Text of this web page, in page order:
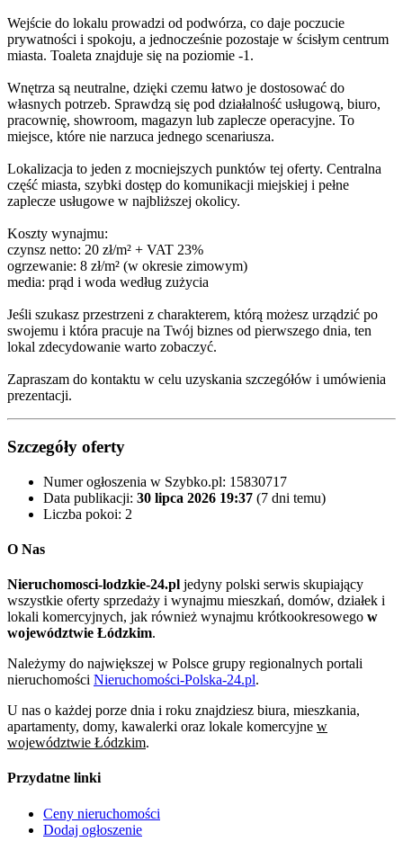
Wejście do lokalu prowadzi od podwórza, co daje poczucie
prywatności i spokoju, a jednocześnie pozostaje w ścisłym centrum
miasta. Toaleta znajduje się na poziomie -1.
Wnętrza są neutralne, dzięki czemu łatwo je dostosować do
własnych potrzeb. Sprawdzą się pod działalność usługową, biuro,
pracownię, showroom, magazyn lub zaplecze operacyjne. To
miejsce, które nie narzuca jednego scenariusza.
Lokalizacja to jeden z mocniejszych punktów tej oferty. Centralna
część miasta, szybki dostęp do komunikacji miejskiej i pełne
zaplecze usługowe w najbliższej okolicy.
Koszty wynajmu:
czynsz netto: 20 zł/m² + VAT 23%
ogrzewanie: 8 zł/m² (w okresie zimowym)
media: prąd i woda według zużycia
Jeśli szukasz przestrzeni z charakterem, którą możesz urządzić po
swojemu i która pracuje na Twój biznes od pierwszego dnia, ten
lokal zdecydowanie warto zobaczyć.
Zapraszam do kontaktu w celu uzyskania szczegółów i umówienia
prezentacji.
Szczegóły oferty
Numer ogłoszenia w Szybko.pl: 15830717
Data publikacji: 30 lipca 2026 19:37 (7 dni temu)
Liczba pokoi: 2
O Nas
Nieruchomosci-lodzkie-24.pl jedyny polski serwis skupiający
wszystkie oferty sprzedaży i wynajmu mieszkań, domów, działek i
lokali komercyjnych, jak również wynajmu krótkookresowego w
województwie Łódzkim.
Należymy do największej w Polsce grupy regionalnych portali
nieruchomości Nieruchomości-Polska-24.pl.
U nas o każdej porze dnia i roku znajdziesz biura, mieszkania,
apartamenty, domy, kawalerki oraz lokale komercyjne w
województwie Łódzkim.
Przydatne linki
Ceny nieruchomości
Dodaj ogłoszenie